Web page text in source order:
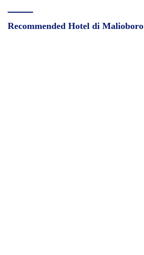
Recommended Hotel di Malioboro